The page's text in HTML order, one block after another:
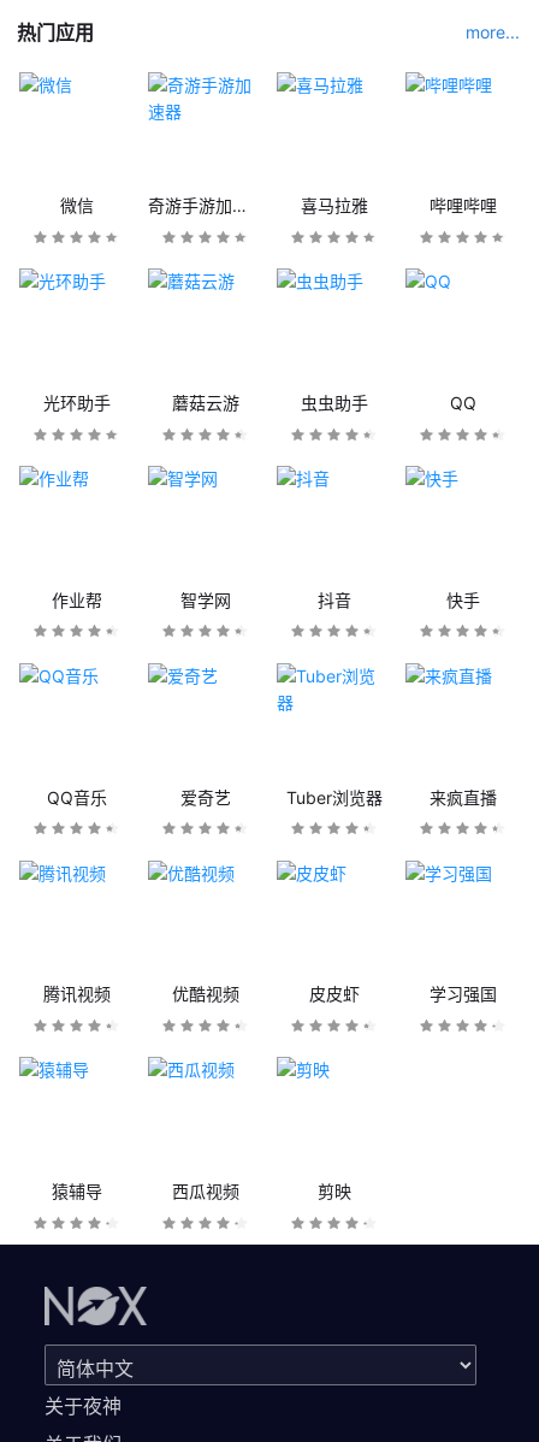
热门应用 more...
微信 奇游手游加速器 喜马拉雅 哔哩哔哩
光环助手 蘑菇云游 虫虫助手 QQ
作业帮 智学网 抖音 快手
QQ音乐 爱奇艺 Tuber浏览器 来疯直播
腾讯视频 优酷视频 皮皮虾 学习强国
猿辅导 西瓜视频 剪映
关于夜神